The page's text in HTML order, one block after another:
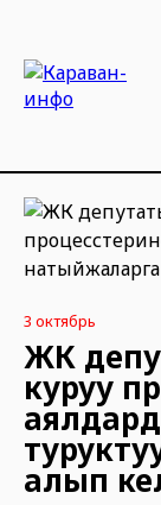
3 октябрь
ЖК
куруу
алып